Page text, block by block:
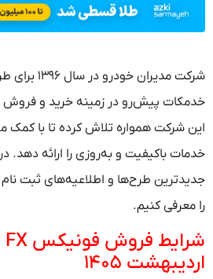
شرکت مدیران
خدمکات پیش‌رو در زمینه خرید و فروش
این شرکت همواره تلاش کرده تا با
خدمات باکیفیت و به‌روزی را ارائه
جدیدترین طرح‌ها و اطلاعیه‌های ثبت
را معرفی کنیم.
اردیبهشت ۱۴۰۵